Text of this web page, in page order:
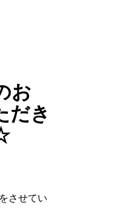
お
だき
させてい